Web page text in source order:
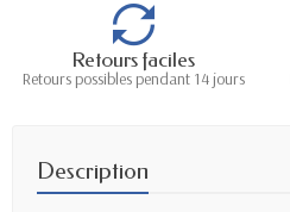
Retours faciles
Retours possibles pendant 14 jours
Description